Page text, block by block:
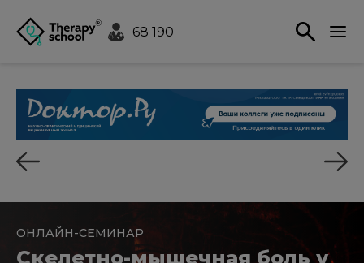
68 190
ОНЛАЙН-СЕМИНАР
Скелетно-мышечная боль у